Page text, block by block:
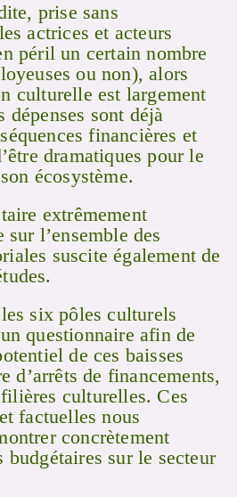
prise sans
actrices et acteurs
péril un certain nombre
ou non), alors
culturelle est largement
dépenses sont déjà
financières et
dramatiques pour le
écosystème.
extrêmement
l’ensemble des
suscite également de
six pôles culturels
questionnaire afin de
de ces baisses
d’arrêts de financements,
culturelles. Ces
factuelles nous
concrètement
budgétaires sur le secteur